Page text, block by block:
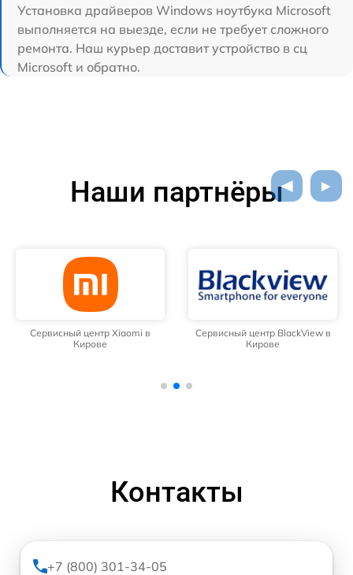
Установка драйверов Windows ноутбука Microsoft
выполняется на выезде, если не требует сложного
ремонта. Наш курьер доставит устройство в сц
Microsoft и обратно.
Наши партнёры
Сервисный центр Xiaomi в
Кирове
Сервисный центр BlackView в
Кирове
Контакты
+7 (800) 301-34-05